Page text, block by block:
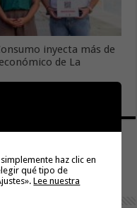
inyecta más de
de La
haz clic en
qué tipo de
Lee nuestra